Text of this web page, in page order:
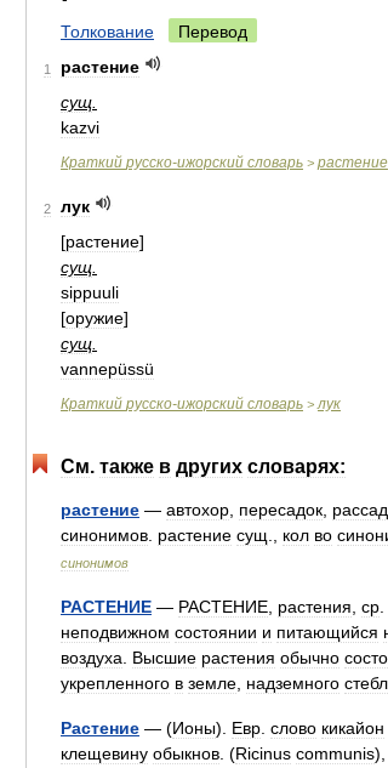
Толкование Перевод
1
растение
сущ
kazvi
Краткий русско-ижорский словарь > растение
2
лук
[растение]
сущ
sippuuli
[оружие]
сущ
vannepüssü
Краткий русско-ижорский словарь > лук
См. также в других словарях:
растение — автохор пересадок
синонимов растение сущ кол во
синонимов
РАСТЕНИЕ — РАСТЕНИЕ растения ср
неподвижном состоянии и питающийся
воздуха
Высшие растения обычно
укрепленного в земле надземного
Растение — (Ионы). Евр слово кикайон
клещевину обыкнов . (Ricinus communis),